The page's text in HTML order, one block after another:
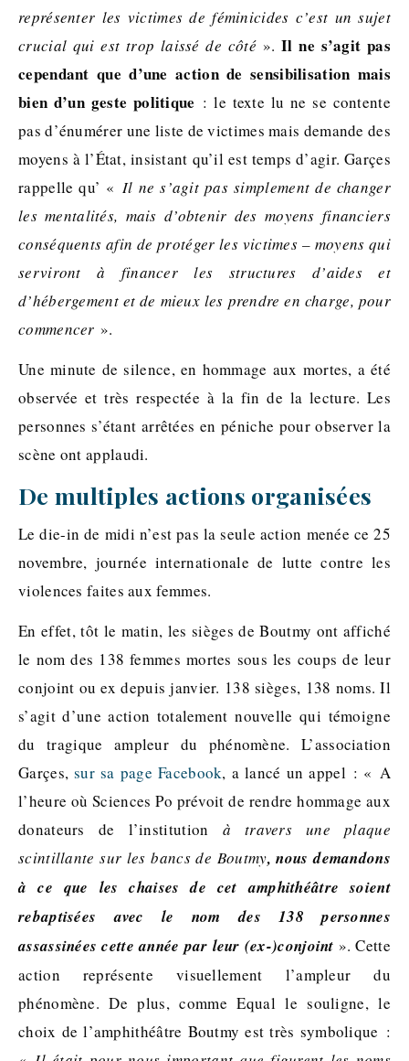
représenter les victimes de féminicides c’est un sujet
crucial qui est trop laissé de côté ». Il ne s’agit pas
cependant que d’une action de sensibilisation mais
bien d’un geste politique : le texte lu ne se contente
pas d’énumérer une liste de victimes mais demande des
moyens à l’État, insistant qu’il est temps d’agir. Garçes
rappelle qu’ « Il ne s’agit pas simplement de changer
les mentalités, mais d’obtenir des moyens financiers
conséquents afin de protéger les victimes – moyens qui
serviront à financer les structures d’aides et
d’hébergement et de mieux les prendre en charge, pour
commencer ».
Une minute de silence, en hommage aux mortes, a été
observée et très respectée à la fin de la lecture. Les
personnes s’étant arrêtées en péniche pour observer la
scène ont applaudi.
De multiples actions organisées
Le die-in de midi n’est pas la seule action menée ce 25
novembre, journée internationale de lutte contre les
violences faites aux femmes.
En effet, tôt le matin, les sièges de Boutmy ont affiché
le nom des 138 femmes mortes sous les coups de leur
conjoint ou ex depuis janvier. 138 sièges, 138 noms. Il
s’agit d’une action totalement nouvelle qui témoigne
du tragique ampleur du phénomène. L’association
Garçes,sur sa page Facebook, a lancé un appel : « A
l’heure où Sciences Po prévoit de rendre hommage aux
donateurs de l’institution à travers une plaque
scintillante sur les bancs de Boutmy, nous demandons
à ce que les chaises de cet amphithéâtre soient
rebaptisées avec le nom des 138 personnes
assassinées cette année par leur (ex-)conjoint ». Cette
action représente visuellement l’ampleur du
phénomène. De plus, comme Equal le souligne, le
choix de l’amphithéâtre Boutmy est très symbolique :